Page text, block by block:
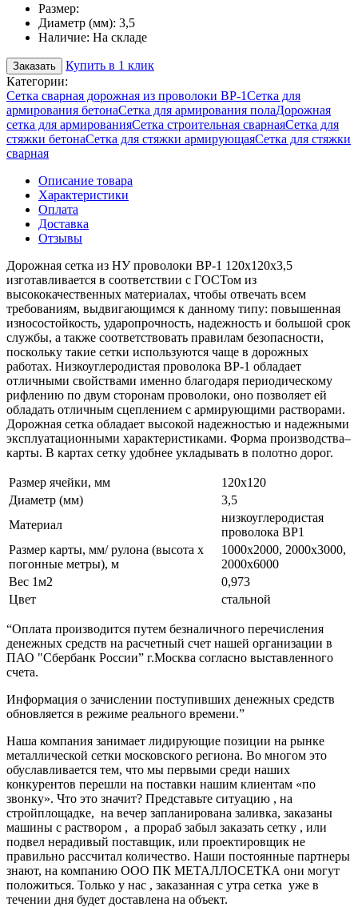
Размер:
Диаметр (мм): 3,5
Наличие: На складе
Заказать
Купить в 1 клик
Категории:
Сетка сварная дорожная из проволоки ВР-1Сетка для
армирования бетонаСетка для армирования полаДорожная
сетка для армированияСетка строительная сварнаяСетка для
стяжки бетонаСетка для стяжки армирующаяСетка для стяжки
сварная
Описание товара
Характеристики
Оплата
Доставка
Отзывы
Дорожная сетка из НУ проволоки ВР-1 120х120х3,5
изготавливается в соответствии с ГОСТом из
высококачественных материалах, чтобы отвечать всем
требованиям, выдвигающимся к данному типу: повышенная
износостойкость, ударопрочность, надежность и большой срок
службы, а также соответствовать правилам безопасности,
поскольку такие сетки используются чаще в дорожных
работах. Низкоуглеродистая проволока ВР-1 обладает
отличными свойствами именно благодаря периодическому
рифлению по двум сторонам проволоки, оно позволяет ей
обладать отличным сцеплением с армирующими растворами.
Дорожная сетка обладает высокой надежностью и надежными
эксплуатационными характеристиками. Форма производства–
карты. В картах сетку удобнее укладывать в полотно дорог.
Размер ячейки, мм
120х120
Диаметр (мм)
3,5
Материал
низкоуглеродистая
проволока ВР1
Размер карты, мм/ рулона (высота х
погонные метры), м
1000х2000, 2000х3000,
2000х6000
Вес 1м2
0,973
Цвет
стальной
“Оплата производится путем безналичного перечисления
денежных средств на расчетный счет нашей организации в
ПАО "Сбербанк России” г.Москва согласно выставленного
счета.
Информация о зачислении поступивших денежных средств
обновляется в режиме реального времени.”
Наша компания занимает лидирующие позиции на рынке
металлической сетки московского региона. Во многом это
обуславливается тем, что мы первыми среди наших
конкурентов перешли на поставки нашим клиентам «по
звонку». Что это значит? Представьте ситуацию , на
стройплощадке, на вечер запланирована заливка, заказаны
машины с раствором , а прораб забыл заказать сетку , или
подвел нерадивый поставщик, или проектировщик не
правильно рассчитал количество. Наши постоянные партнеры
знают, на компанию ООО ПК МЕТАЛЛОСЕТКА они могут
положиться. Только у нас , заказанная с утра сетка уже в
течении дня будет доставлена на объект.